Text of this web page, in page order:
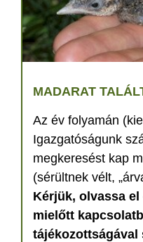
MADARAT
Az év folyamán
Igazgatóságunk
megkeresést kap
(sérültnek vélt,
Kérjük, olvassa
mielőtt
tájékozottságával